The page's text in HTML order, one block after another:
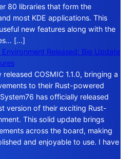
80 libraries that form the
most KDE applications. This
new features along with the
[…]
Environment Released: Big Update
COSMIC 1.1.0, bringing a
to their Rust-powered
has officially released
version of their exciting Rust-
This solid update brings
across the board, making
and enjoyable to use. I have